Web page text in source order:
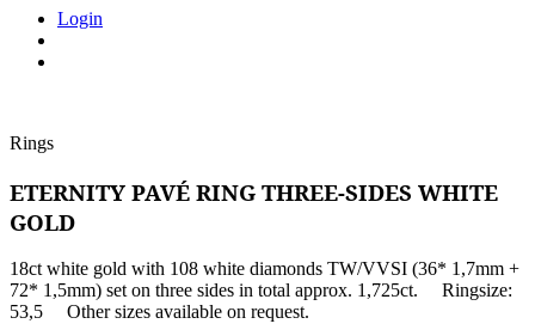
Login
Rings
ETERNITY PAVÉ RING THREE-SIDES WHITE
GOLD
18ct white gold with 108 white diamonds TW/VVSI (36* 1,7mm +
72* 1,5mm) set on three sides in total approx. 1,725ct. Ringsize:
53,5 Other sizes available on request.